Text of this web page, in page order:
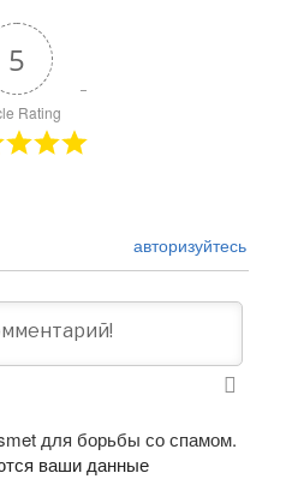
5
Rating
авторизуйтесь
для борьбы со спамом.
ваши данные